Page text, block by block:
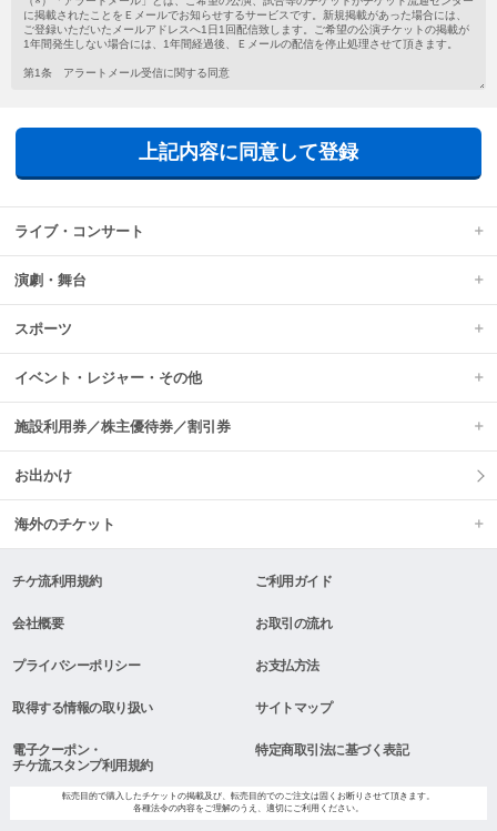
上記内容に同意して登録
ライブ・コンサート
演劇・舞台
スポーツ
イベント・レジャー・その他
施設利用券／株主優待券／割引券
お出かけ
海外のチケット
チケ流利用規約 ご利用ガイド
会社概要 お取引の流れ
プライバシーポリシー お支払方法
取得する情報の取り扱い サイトマップ
電子クーポン・
チケ流スタンプ利用規約
特定商取引法に基づく表記
転売目的で購入したチケットの掲載及び、転売目的でのご注文は固くお断りさせて頂きます。
各種法令の内容をご理解のうえ、適切にご利用ください。